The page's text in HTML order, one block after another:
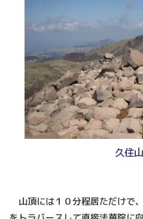
久住
山頂には１０分程居ただけで